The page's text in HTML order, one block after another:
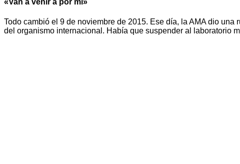
«Van a venir a por mí»
Todo cambió el 9 de noviembre de 2015. Ese día, la AMA dio
del organismo internacional. Había que suspender al laboratorio